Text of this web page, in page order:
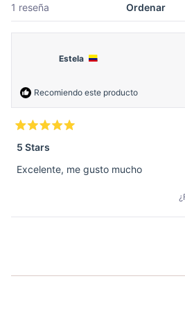
1 reseña Ordenar
Estela
Recomiendo este producto
Calificado
5
de
5
estrellas
5 Stars
Excelente, me gusto mucho
Cargando...